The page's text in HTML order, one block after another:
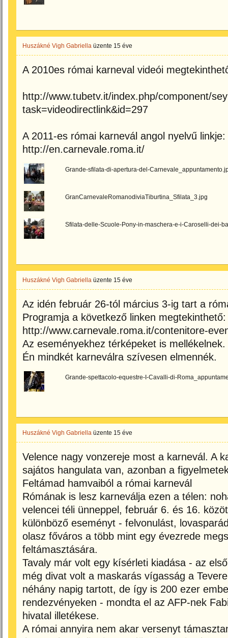
Huszákné Vigh Gabriella üzente 15 éve
A 2010es római karneval videói
http://www.tubetv.it/index.php/component/
task=videodirectlink&id=297
A 2011-es római karnevál angol nyelvű linkje:
http://en.carnevale.roma.it/
Grande-sfilata-di-apertura-del-
GranCarnevaleRomanodiviaTiburtina_Sfilata_3.jpg
Sfilata-delle-Scuole-Pony-in-maschera-e-i-Caroselli-dei-
Huszákné Vigh Gabriella üzente 15 éve
Az idén február 26-tól március 3-ig tart a
Programja a következő linken megtekinthető:
http://www.carnevale.roma.it/contenitore-
Az eseményekhez térképeket is mellékelnek.
Én mindkét karneválra szívesen elmennék.
Grande-spettacolo-equestre-I-Cavalli-di-
Huszákné Vigh Gabriella üzente 15 éve
Velence nagy vonzereje most a karnevál. A
sajátos hangulata van, azonban a
Feltámad hamvaiból a római karnevál
Rómának is lesz karneválja ezen a télen:
velencei téli ünneppel, február 6. és 16.
különböző eseményt - felvonulást,
olasz főváros a több mint egy évezrede
feltámasztására.
Tavaly már volt egy kísérleti kiadása - az
még divat volt a maskarás vígasság a
néhány napig tartott, de így is 200 ezer
rendezvényeken - mondta el az AFP-nek
hivatal illetékese.
A római annyira nem akar versenyt